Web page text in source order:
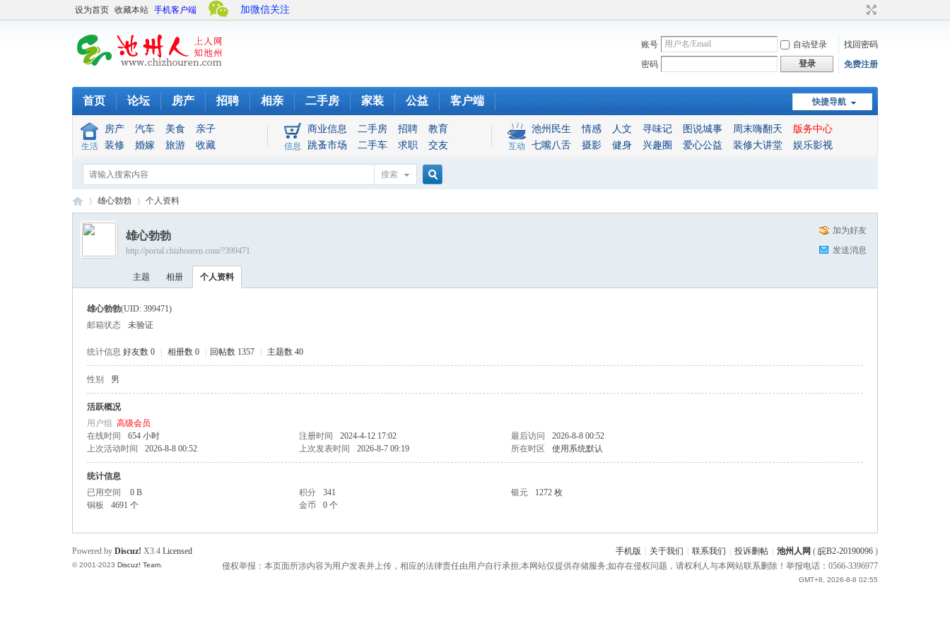
设为首页 收藏本站 手机客户端
账号 自动登录
找回密码
密码
登录 免费注册
快捷导航
首页 论坛 房产 招聘 相亲 二手房 家装 公益 客户端
生活
房产 汽车 美食
亲子
装修
婚嫁 旅游 收藏 信息
商业信息 二手房 招聘
教育
跳蚤市场
二手车 求职 交友 互动
池州民生 情感 人文 寻味记 图说城事 周末嗨翻天
版务中心
七嘴八舌
摄影 健身 兴趣圈 爱心公益 装修大讲堂 娱乐影视
加微信关注
搜索
›
雄心勃勃 个人资料
加为好友
发送消息
雄心勃勃
http://portal.chizhouren.com/?399471
主题 相册 个人资料
雄心勃勃(UID: 399471)
邮箱状态
未验证
统计信息 好友数 0 相册数 0 回帖数 1357 主题数 40
性别 男
活跃概况
用户组 高级会员
在线时间
654 小时 注册时间 2024-4-12 17:02 最后访问
2026-8-8 00:52
上次活动时间
2026-8-8 00:52 上次发表时间 2026-8-7 09:19 所在时区 使用系统默认
统计信息
已用空间
0 B 积分 341 银元
1272 枚
铜板
4691 个 金币 0 个
手机版 关于我们 联系我们 投诉删帖 池州人网 ( 皖B2-20190096 )
侵权举报：本页面所涉内容为用户发表并上传，相应的法律责任由用户自行承担;本网站仅提供存储服务;如存在侵权问题，请权利人与本网站联系删除！举报电话：0566-3396977
GMT+8, 2026-8-8 02:55
Powered by Discuz! X3.4 Licensed
© 2001-2023 Discuz! Team